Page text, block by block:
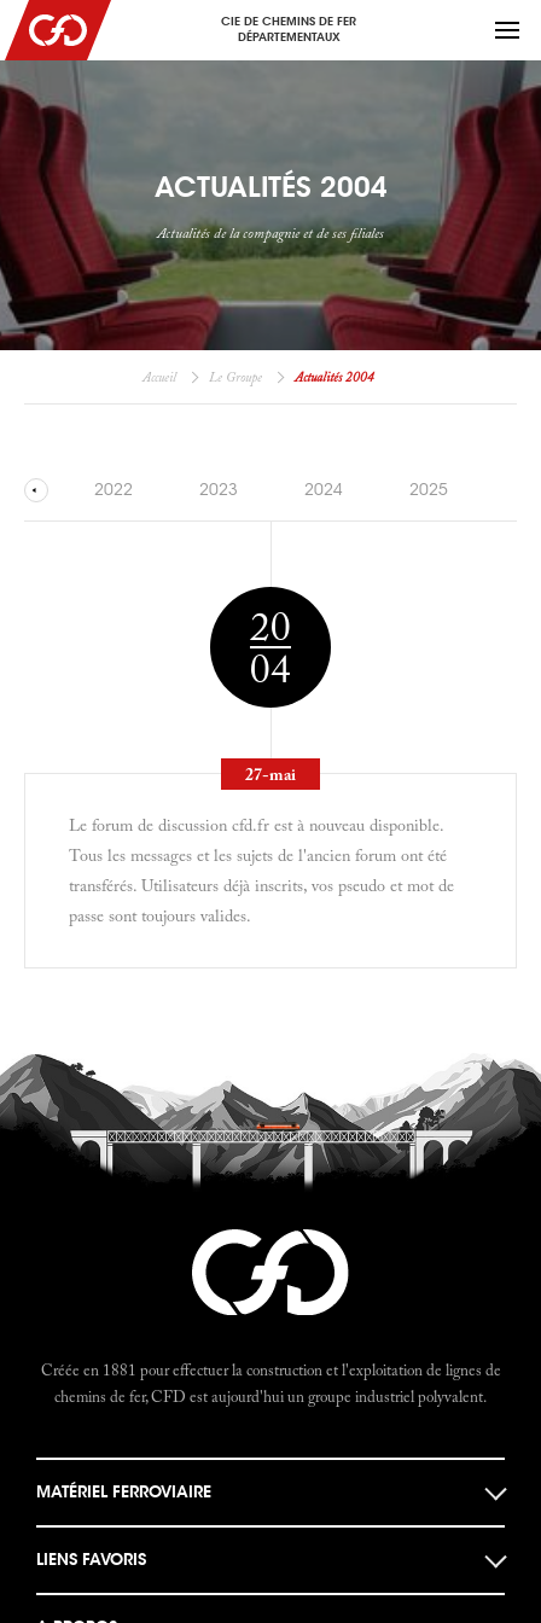
CIE DE CHEMINS DE FER
DÉPARTEMENTAUX
ACTUALITÉS 2004
Actualités de la compagnie et de ses filiales
Accueil Le Groupe Actualités 2004
2022 2023 2024 2025
20
04
27-mai
RÉ-OUVERTURE DU FORUM
Le forum de discussion cfd.fr est à nouveau disponible.
Tous les messages et les sujets de l'ancien forum ont été
transférés. Utilisateurs déjà inscrits, vos pseudo et mot de
passe sont toujours valides.
Créée en 1881 pour effectuer la construction et l'exploitation de lignes de
chemins de fer, CFD est aujourd'hui un groupe industriel polyvalent.
MATÉRIEL FERROVIAIRE
LIENS FAVORIS